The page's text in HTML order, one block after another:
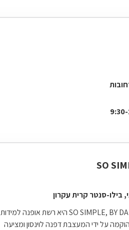
בילו-סנטר קרית עקרון
SO SIMPLE, BY DAPHNA LEVINSON היא רשת אופנה למידות
50.אשר הוקמה על ידי המעצבת דפנה לוינסון ומציעה